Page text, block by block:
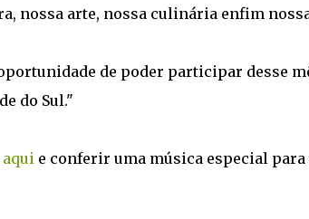
nossa arte, nossa culinária enfim
de poder participar desse
do Sul."
e conferir uma música especial para